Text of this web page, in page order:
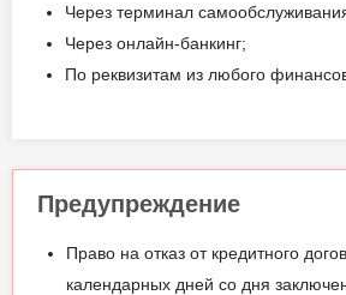
Через терминал
Через онлайн-банкинг;
По реквизитам из любого
Предупреждение
Право на отказ от кредитного
календарных дней со дня